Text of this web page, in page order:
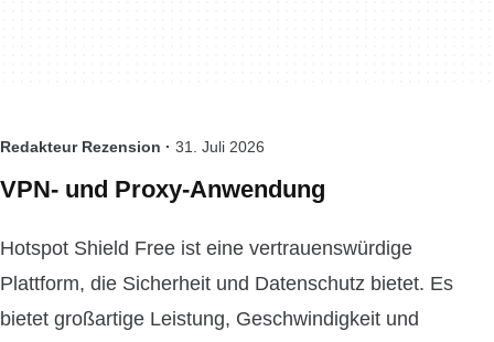
Redakteur Rezension · 31. Juli 2026
VPN- und Proxy-Anwendung
Hotspot Shield Free ist eine vertrauenswürdige
Plattform, die Sicherheit und Datenschutz bietet. Es
bietet großartige Leistung, Geschwindigkeit und